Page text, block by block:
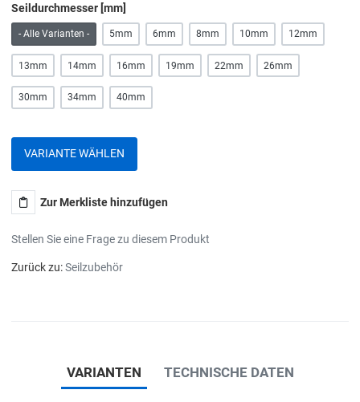
Seildurchmesser [mm]
- Alle Varianten - 5mm 6mm 8mm 10mm 12mm
13mm 14mm 16mm 19mm 22mm 26mm
30mm 34mm 40mm
VARIANTE WÄHLEN
Zur Merkliste hinzufügen
Stellen Sie eine Frage zu diesem Produkt
Zurück zu:Seilzubehör
VARIANTEN TECHNISCHE DATEN